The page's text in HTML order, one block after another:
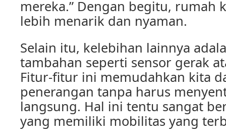
mereka.” Dengan begitu, rumah
lebih menarik dan nyaman.
Selain itu, kelebihan lainnya
tambahan seperti sensor gerak
Fitur-fitur ini memudahkan kita
penerangan tanpa harus
langsung. Hal ini tentu sangat
yang memiliki mobilitas yang